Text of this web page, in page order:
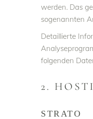
werden. Das
sogenannten
Detaillierte
folgenden
2.
STRATO